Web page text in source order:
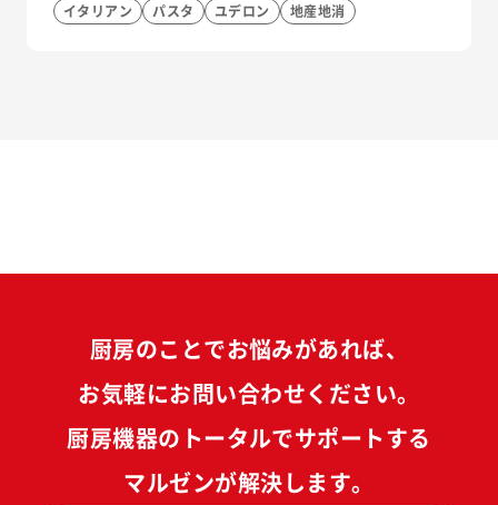
イタリアン パスタ ユデロン 地産地消
厨房のことでお悩みがあれば、
お気軽にお問い合わせください。
厨房機器のトータルでサポートする
マルゼンが解決します。